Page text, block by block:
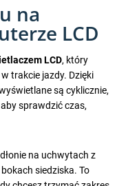
na
LCD
LCD, który
trakcie jazdy. Dzięki
są cyklicznie,
sprawdzić czas,
na uchwytach z
siedziska. To